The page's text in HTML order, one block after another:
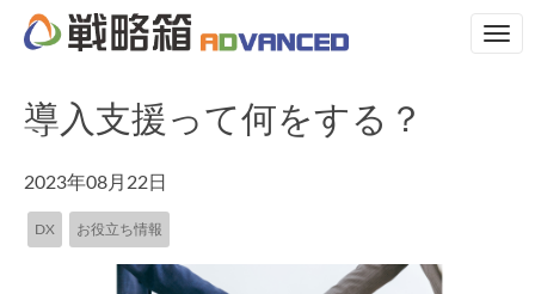
N
a
導入支援って何をする？
2023年08月22日
DX お役立ち情報